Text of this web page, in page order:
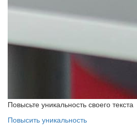
Повысьте уникальность своего текста
Повысить уникальность